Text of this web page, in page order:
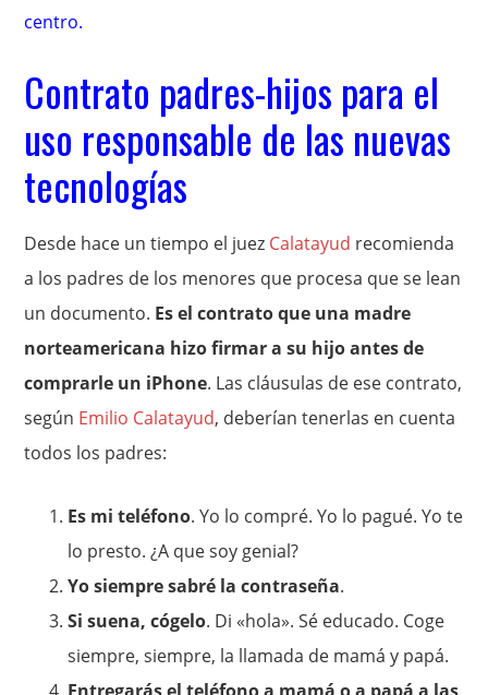
centro.
Contrato padres-hijos para el
uso responsable de las nuevas
tecnologías
Desde hace un tiempo el juez Calatayud recomienda
a los padres de los menores que procesa que se lean
un documento. Es el contrato que una madre
norteamericana hizo firmar a su hijo antes de
comprarle un iPhone. Las cláusulas de ese contrato,
según Emilio Calatayud, deberían tenerlas en cuenta
todos los padres:
Es mi teléfono. Yo lo compré. Yo lo pagué. Yo te
lo presto. ¿A que soy genial?
Yo siempre sabré la contraseña.
Si suena, cógelo. Di «hola». Sé educado. Coge
siempre, siempre, la llamada de mamá y papá.